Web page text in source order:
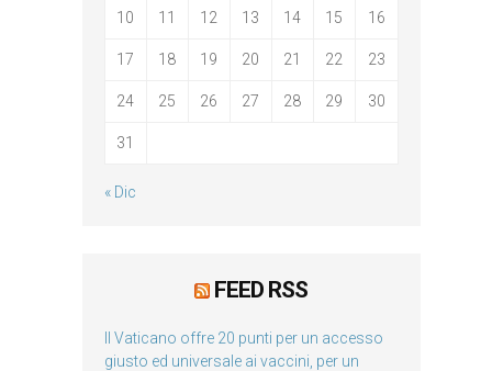
10 11 12 13 14 15 16
17 18 19 20 21 22 23
24 25 26 27 28 29 30
31
« Dic
FEED RSS
Il Vaticano offre 20 punti per un accesso
giusto ed universale ai vaccini, per un